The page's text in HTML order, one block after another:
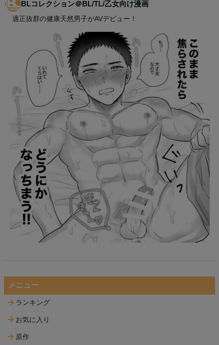
BLコレクション＠BL/TL/乙女向け漫画
適正抜群の健康天然男子がAVデビュー！
メニュー
ランキング
お気に入り
原作